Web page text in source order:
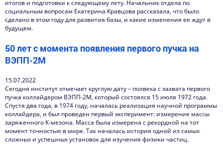
Видеоматериалы о нас
Контакты
итогов и подготовки к следующему лету. Начальник отдела по
социальным вопросам Екатерина Кравцова рассказала, что было
сделано в этом году для развития базы, и какие изменения ее ждут в
будущем.
50 лет с момента появления первого пучка на
ВЭПП-2М
15.07.2022
Сегодня институт отмечает круглую дату – полвека с захвата первого
пучка коллайдером ВЭПП-2М, который состоялся 15 июля 1972 года.
Спустя два года, в 1974 году, началась реализация научной программы
коллайдера, и был проведен первый эксперимент: измерение массы
заряженного К-мезона. Масса была измерена с рекордной на тот
момент точностью в мире. Так началась история одной из самых
сложных и успешных установок для изучения физики частиц.